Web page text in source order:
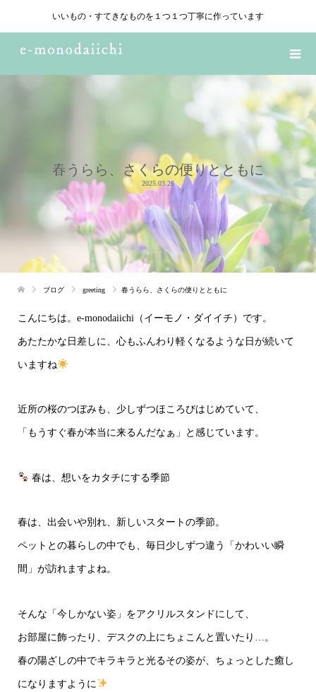
いいもの・すてきなものを１つ１つ丁寧に作っています
春うらら、さくらの便りとともに
2025.03.26
ブログ greeting 春うらら、さくらの便りとともに
こんにちは。e-monodaiichi（イーモノ・ダイイチ）です。
あたたかな日差しに、心もふんわり軽くなるような日が続いて
いますね
近所の桜のつぼみも、少しずつほころびはじめていて、
「もうすぐ春が本当に来るんだなぁ」と感じています。
春は、想いをカタチにする季節
春は、出会いや別れ、新しいスタートの季節。
ペットとの暮らしの中でも、毎日少しずつ違う「かわいい瞬
間」が訪れますよね。
そんな「今しかない姿」をアクリルスタンドにして、
お部屋に飾ったり、デスクの上にちょこんと置いたり…。
春の陽ざしの中でキラキラと光るその姿が、ちょっとした癒し
になりますように